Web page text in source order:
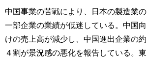
中国事業の苦戦により、日本の製造業の
一部企業の業績が低迷している。中国向
けの売上高が減少し、中国進出企業の約
４割が景況感の悪化を報告している。東